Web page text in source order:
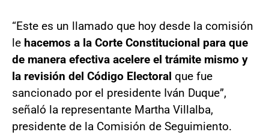
“Este es un llamado que hoy desde la comisión
le hacemos a la Corte Constitucional para que
de manera efectiva acelere el trámite mismo y
la revisión del Código Electoral que fue
sancionado por el presidente Iván Duque”,
señaló la representante Martha Villalba,
presidente de la Comisión de Seguimiento.